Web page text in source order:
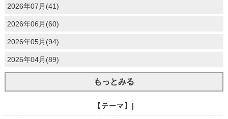
2026年07月(41)
2026年06月(60)
2026年05月(94)
2026年04月(89)
もっとみる
【テーマ】|